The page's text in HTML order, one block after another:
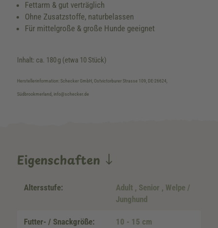
Fettarm & gut verträglich
Ohne Zusatzstoffe, naturbelassen
Für mittelgroße & große Hunde geeignet
Inhalt: ca. 180 g (etwa 10 Stück)
Herstellerinformation: Schecker GmbH, Ostvictorburer Strasse 109, DE-26624,
Südbrookmerland, info@schecker.de
Eigenschaften
Altersstufe: Adult , Senior , Welpe /
Junghund
Futter- / Snackgröße: 10 - 15 cm